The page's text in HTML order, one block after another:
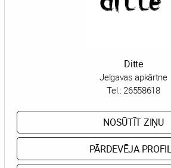
Ditte
Jelgavas apkārtne
Tel.:26558618
NOSŪTĪT ZIŅU
PĀRDEVĒJA